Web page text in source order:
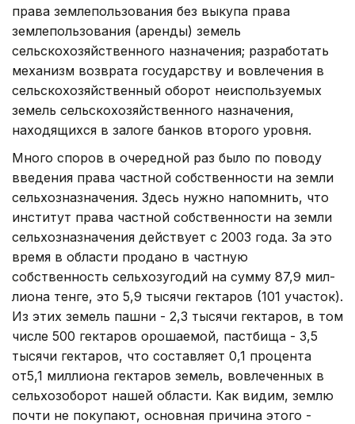
права землепользования без выкупа права
землепользования (аренды) земель
сельскохозяйственного назначения; разработать
механизм возврата государству и вовлечения в
сельскохозяйственный оборот неиспользуемых
земель сельскохозяйственного назначения,
находящихся в залоге банков второго уровня.
Много споров в очередной раз было по поводу
введения права частной собственности на земли
сельхозназначения. Здесь нужно напомнить, что
институт права частной собственности на земли
сельхозназначения действует с 2003 года. За это
время в области продано в частную
собственность сельхозугодий на сумму 87,9 мил­
лиона тенге, это 5,9 тысячи гектаров (101 участок).
Из этих земель пашни - 2,3 тысячи гектаров, в том
числе 500 гектаров орошаемой, пастбища - 3,5
тысячи гектаров, что составляет 0,1 процента
от5,1 миллиона гектаров земель, вовлеченных в
сельхозоборот нашей области. Как видим, землю
почти не покупают, основная причина этого -